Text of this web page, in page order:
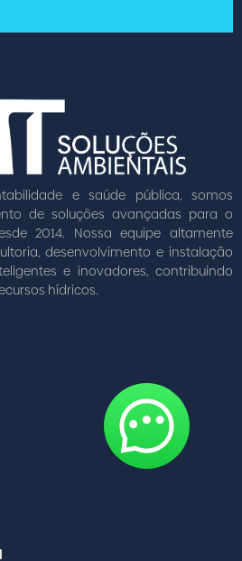
e saúde pública, somos
de soluções avançadas para o
2014. Nossa equipe altamente
desenvolvimento e instalação
e inovadores, contribuindo
hídricos.